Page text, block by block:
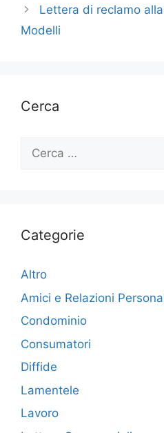
Lettera di reclamo
Modelli
Cerca
Ricerca
Categorie
Altro
Amici e Relazioni
Condominio
Consumatori
Diffide
Lamentele
Lavoro